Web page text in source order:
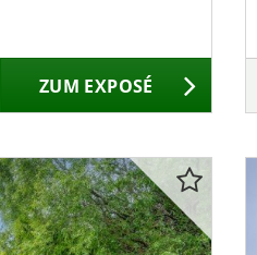
ZUM EXPOSÉ